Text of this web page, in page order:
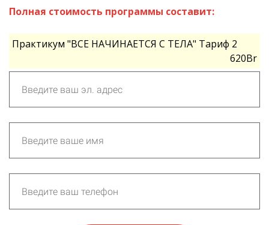
Полная стоимость программы составит:
Практикум "ВСЕ НАЧИНАЕТСЯ С ТЕЛА" Тариф 2
620Br